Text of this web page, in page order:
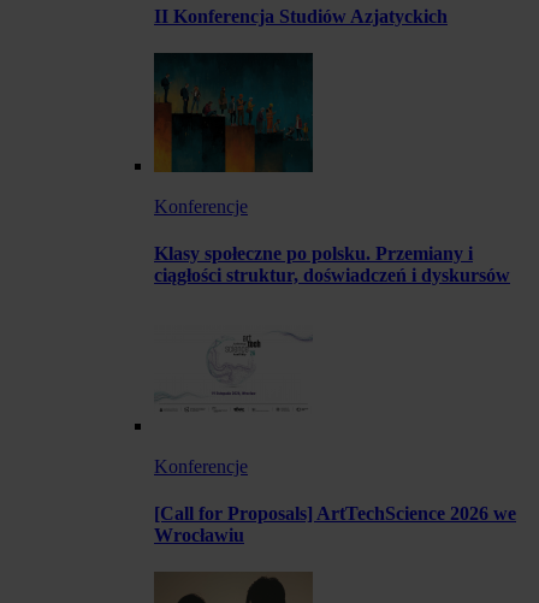
II Konferencja Studiów Azjatyckich
Konferencje
Klasy społeczne po polsku. Przemiany i
ciągłości struktur, doświadczeń i dyskursów
Konferencje
[Call for Proposals] ArtTechScience 2026 we
Wrocławiu